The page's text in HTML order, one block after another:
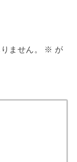
ません。 ※ が